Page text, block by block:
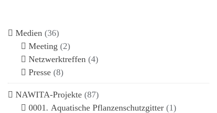
Medien (36)
Meeting (2)
Netzwerktreffen (4)
Presse (8)
NAWITA-Projekte (87)
0001. Aquatische Pflanzenschutzgitter (1)